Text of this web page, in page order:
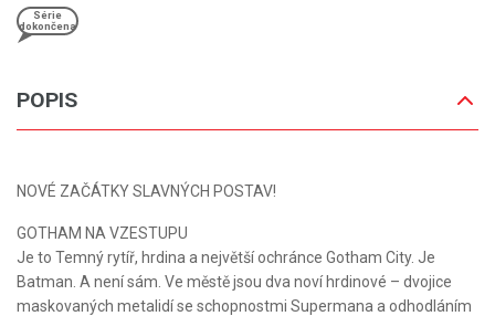
Série
dokončena
POPIS
NOVÉ ZAČÁTKY SLAVNÝCH POSTAV!
GOTHAM NA VZESTUPU
Je to Temný rytíř, hrdina a největší ochránce Gotham City. Je
Batman. A není sám. Ve městě jsou dva noví hrdinové – dvojice
maskovaných metalidí se schopnostmi Supermana a odhodláním